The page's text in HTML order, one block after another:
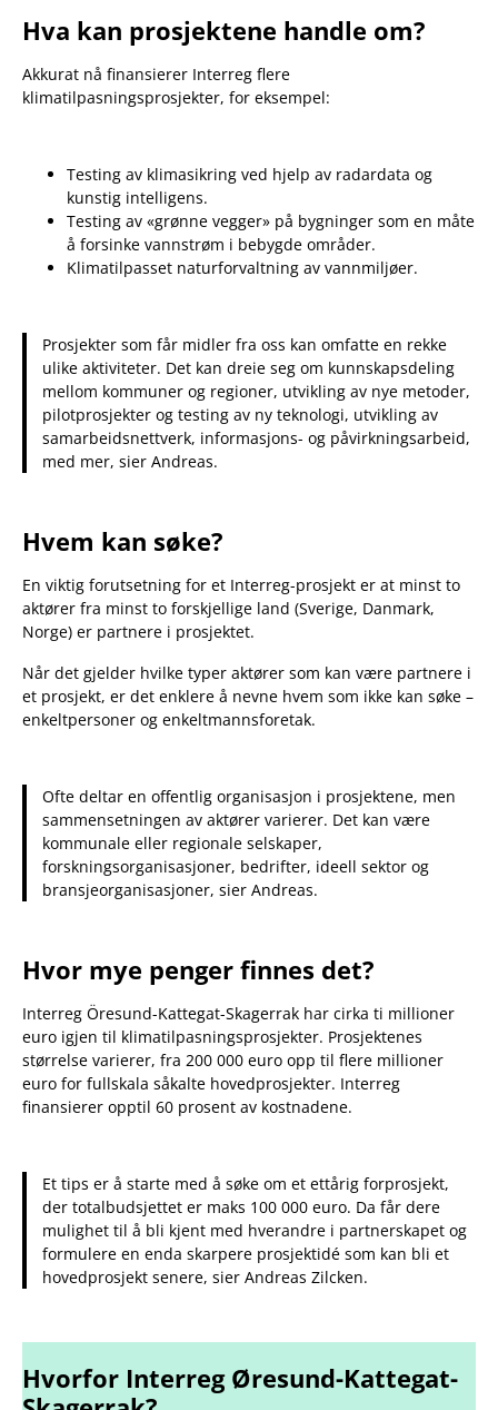
Hva kan prosjektene handle om?
Akkurat nå finansierer Interreg flere
klimatilpasningsprosjekter, for eksempel:
Testing av klimasikring ved hjelp av radardata og
kunstig intelligens.
Testing av «grønne vegger» på bygninger som en måte
å forsinke vannstrøm i bebygde områder.
Klimatilpasset naturforvaltning av vannmiljøer.
Prosjekter som får midler fra oss kan omfatte en rekke
ulike aktiviteter. Det kan dreie seg om kunnskapsdeling
mellom kommuner og regioner, utvikling av nye metoder,
pilotprosjekter og testing av ny teknologi, utvikling av
samarbeidsnettverk, informasjons- og påvirkningsarbeid,
med mer, sier Andreas.
Hvem kan søke?
En viktig forutsetning for et Interreg-prosjekt er at minst to
aktører fra minst to forskjellige land (Sverige, Danmark,
Norge) er partnere i prosjektet.
Når det gjelder hvilke typer aktører som kan være partnere i
et prosjekt, er det enklere å nevne hvem som ikke kan søke –
enkeltpersoner og enkeltmannsforetak.
Ofte deltar en offentlig organisasjon i prosjektene, men
sammensetningen av aktører varierer. Det kan være
kommunale eller regionale selskaper,
forskningsorganisasjoner, bedrifter, ideell sektor og
bransjeorganisasjoner, sier Andreas.
Hvor mye penger finnes det?
Interreg Öresund-Kattegat-Skagerrak har cirka ti millioner
euro igjen til klimatilpasningsprosjekter. Prosjektenes
størrelse varierer, fra 200 000 euro opp til flere millioner
euro for fullskala såkalte hovedprosjekter. Interreg
finansierer opptil 60 prosent av kostnadene.
Et tips er å starte med å søke om et ettårig forprosjekt,
der totalbudsjettet er maks 100 000 euro. Da får dere
mulighet til å bli kjent med hverandre i partnerskapet og
formulere en enda skarpere prosjektidé som kan bli et
hovedprosjekt senere, sier Andreas Zilcken.
Hvorfor Interreg Øresund-Kattegat-